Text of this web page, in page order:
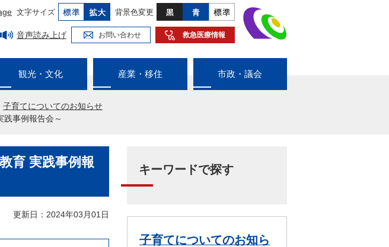
文字サイズ 背景色変更
音声読み上げ お問い合わせ 救急医療情報
観光・文化 産業・移住 市政・議会
子育てについてのお知らせ
践事例報告会～
育 実践事例報
更新日：2024年03月01日
キーワードで探す
子育てについてのお知ら